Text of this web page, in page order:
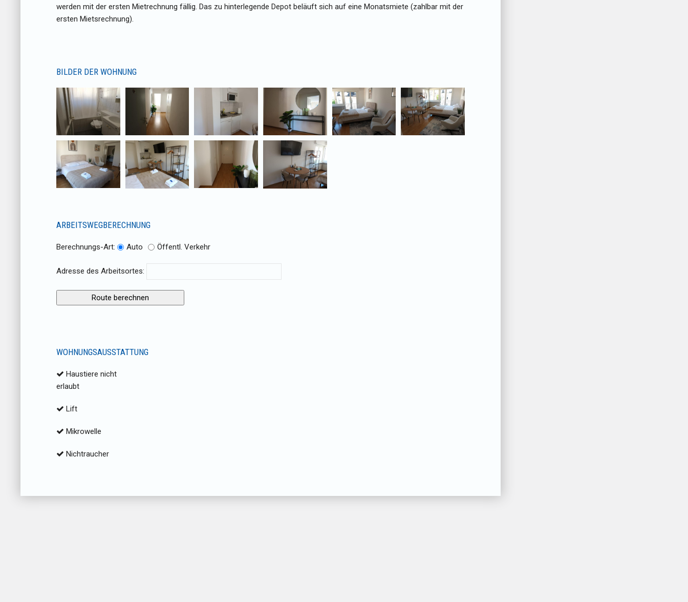
werden mit der ersten Mietrechnung fällig. Das zu hinterlegende Depot beläuft sich auf eine Monatsmiete (zahlbar mit der
ersten Mietsrechnung).
BILDER DER WOHNUNG
ARBEITSWEGBERECHNUNG
Berechnungs-Art: Auto Öffentl. Verkehr
Adresse des Arbeitsortes:
WOHNUNGSAUSSTATTUNG
Haustiere nicht
erlaubt
Lift
Mikrowelle
Nichtraucher